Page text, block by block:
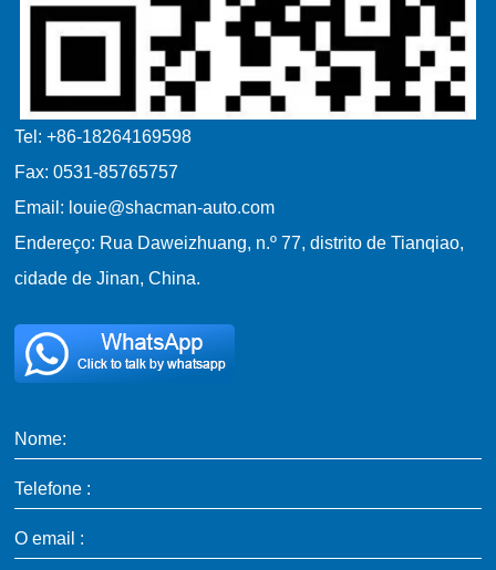
Tel: +86-18264169598
Fax: 0531-85765757
Email: louie@shacman-auto.com
Endereço: Rua Daweizhuang, n.º 77, distrito de Tianqiao,
cidade de Jinan, China.
Nome:
Telefone :
O email :